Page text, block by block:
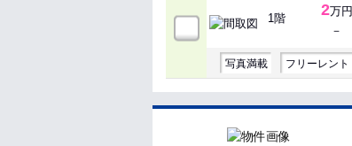
1階 2万円
－
写真満載 フリーレント